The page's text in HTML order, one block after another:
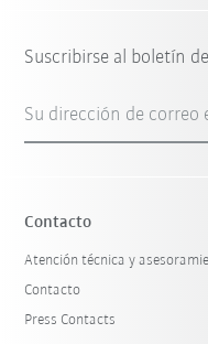
Suscribirse al boletín
Su dirección de correo
Contacto
Atención técnica y
Contacto
Press Contacts